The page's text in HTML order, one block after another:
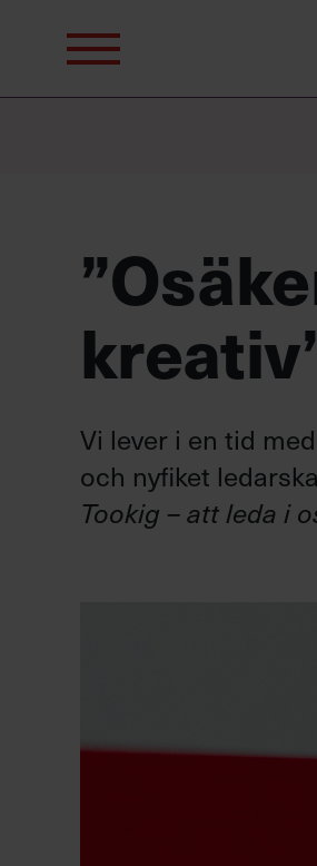
efter:
Vi lever i en tid
och nyfiket
Tookig – att leda i